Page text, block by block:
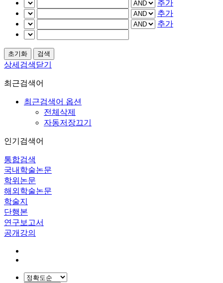
추가
추가
추가
상세검색닫기
최근검색어
최근검색어 옵션
전체삭제
자동저장끄기
인기검색어
통합검색
국내학술논문
학위논문
해외학술논문
학술지
단행본
연구보고서
공개강의